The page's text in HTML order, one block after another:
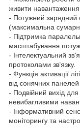
живити навантаження
- Потужний зарядний
(максимальна
- Підтримка
масштабування
- Інтелектуальний
протоколами зв'язку.
- Функція активації
від сонячних панелей
- Подвійний вихід
невибагливими
- Інформативний
моніторингу та